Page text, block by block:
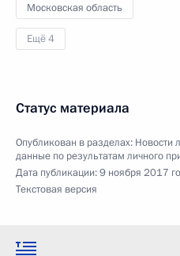
Московская область
Ещё 4
Статус материала
Опубликован в разделах: Новости
данные по результатам личного
Дата публикации:9 ноября 2017
Текстовая версия